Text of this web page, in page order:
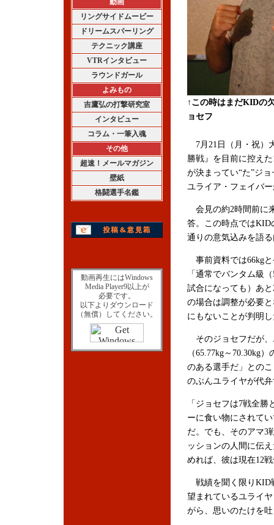
動画
リングサイドムービー
ドリームスパーリング
テクニック講座
VTRインタビュー
ラウンドガール
よみもの
吉鷹弘の打撃研究室
インタビュー
コラム・一筆入魂
その他
超速！メールマガジン
壁紙
格闘選手名鑑
動画再生にはWindows
Media Player9以上が
必要です。
以下よりダウンロード
（無償）してください。
↑この時はまだKIDの
ョセフ
7月21日（月・祝）
勝戦』を目前に控え
が決まってい“た”ジ
ユライア・フェイバ
会見の約2時間前に
答。この時点ではKID
通りの意気込みを語
事前資料では66kg
「通常でバンタム級
試合になっても）あ
の場合は調整が必要
にもないことが判明
そのジョセフだが、
（65.77kg～70.30kg
のある選手だ」との
のぶんユライヤが代
「ジョセフは7戦全
ーに食い物にされて
だ。でも、そのアマ3
ッションの人間に伝
めれば、彼は現在12
戦績を聞く限りKID
望まれているユライ
がら、思いのたけを